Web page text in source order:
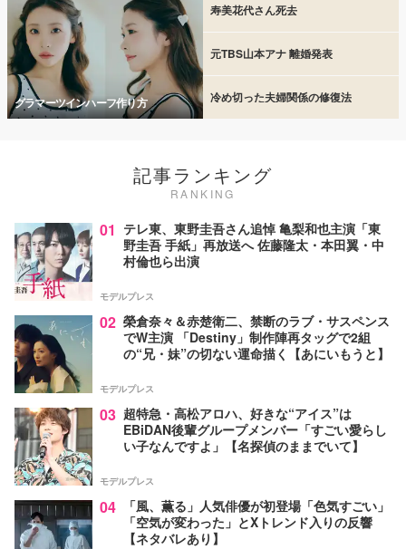
グラマーツインハーフ作り方
寿美花代さん死去
元TBS山本アナ 離婚発表
冷め切った夫婦関係の修復法
記事ランキング
RANKING
01 テレ東、東野圭吾さん追悼 亀梨和也主演「東
野圭吾 手紙」再放送へ 佐藤隆太・本田翼・中
村倫也ら出演
モデルプレス
02 榮倉奈々＆赤楚衛二、禁断のラブ・サスペンス
でW主演 「Destiny」制作陣再タッグで2組
の“兄・妹”の切ない運命描く【あにいもうと】
モデルプレス
03 超特急・高松アロハ、好きな“アイス”は
EBiDAN後輩グループメンバー「すごい愛らし
い子なんですよ」【名探偵のままでいて】
モデルプレス
04
「風、薫る」人気俳優が初登場「色気すごい」
「空気が変わった」とXトレンド入りの反響
【ネタバレあり】